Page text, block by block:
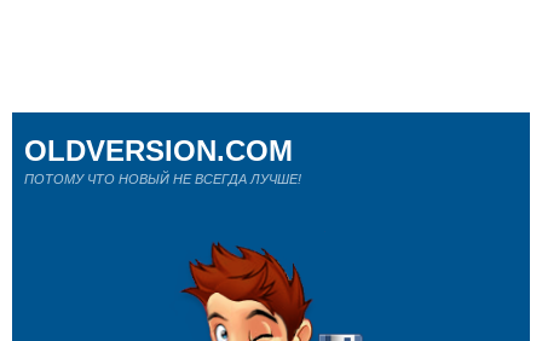
OLDVERSION.COM
ПОТОМУ ЧТО НОВЫЙ НЕ ВСЕГДА ЛУЧШЕ!